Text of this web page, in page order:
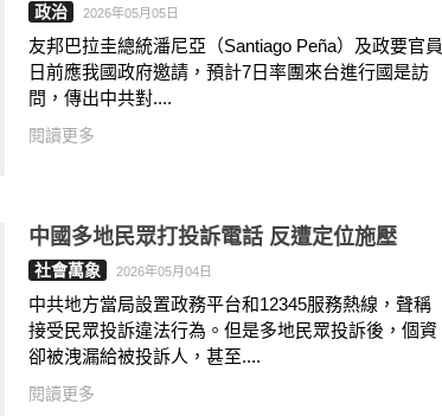
政治 2026年05月05日
友邦巴拉圭總統潘尼亞（Santiago Peña）及政要官員
日前應我國政府邀請，預計7日率團來台進行國是訪
問，傳出中共對....
閱讀更多
中國多地民眾打投訴電話 反遭定位施壓
社會萬象 2026年05月04日
中共地方當局設置政務平台和12345服務熱線，聲稱
接受民眾投訴違法行為。但是多地民眾投訴後，個資
卻被洩漏給被投訴人，甚至....
閱讀更多